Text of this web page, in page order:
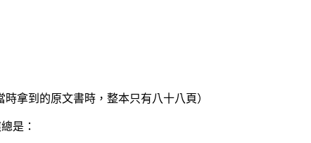
拿到的原文書時，整本只有八十八頁）
是：